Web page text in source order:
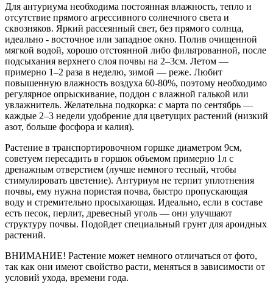
Для антуриума необходима постоянная влажность, тепло и
отсутствие прямого агрессивного солнечного света и
сквозняков. Яркий рассеянный свет, без прямого солнца,
идеально - восточное или западное окно. Полив очищенной
мягкой водой, хорошо отстоянной либо фильтрованной, после
подсыхания верхнего слоя почвы на 2–3см. Летом —
примерно 1–2 раза в неделю, зимой — реже. Любит
повышенную влажность воздуха 60-80%, поэтому необходимо
регулярное опрыскивание, поддон с влажной галькой или
увлажнитель. Желательна подкорка: с марта по сентябрь —
каждые 2–3 недели удобрение для цветущих растений (низкий
азот, больше фосфора и калия).
Растение в транспортировочном горшке диаметром 9см,
советуем пересадить в горшок объемом примерно 1л с
дренажным отверстием (лучше немного тесный, чтобы
стимулировать цветение). Антуриум не терпит уплотнения
почвы, ему нужна пористая почва, быстро пропускающая
воду и стремительно просыхающая. Идеально, если в составе
есть песок, перлит, древесный уголь — они улучшают
структуру почвы. Подойдет специальный грунт для ароидных
растений.
ВНИМАНИЕ! Растение может немного отличаться от фото,
так как они имеют свойство расти, меняться в зависимости от
условий ухода, времени года.